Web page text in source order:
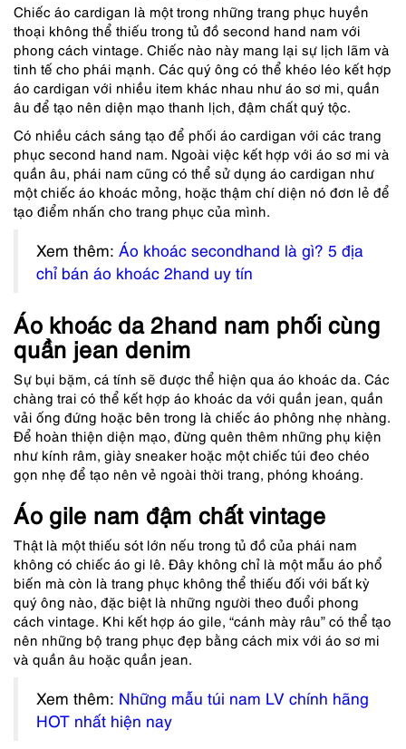
Chiếc áo cardigan là một trong những trang phục huyền
thoại không thể thiếu trong tủ đồ second hand nam với
phong cách vintage. Chiếc nào này mang lại sự lịch lãm và
tinh tế cho phái mạnh. Các quý ông có thể khéo léo kết hợp
áo cardigan với nhiều item khác nhau như áo sơ mi, quần
âu để tạo nên diện mạo thanh lịch, đậm chất quý tộc.
Có nhiều cách sáng tạo để phối áo cardigan với các trang
phục second hand nam. Ngoài việc kết hợp với áo sơ mi và
quần âu, phái nam cũng có thể sử dụng áo cardigan như
một chiếc áo khoác mỏng, hoặc thậm chí diện nó đơn lẻ để
tạo điểm nhấn cho trang phục của mình.
Xem thêm: Áo khoác secondhand là gì? 5 địa
chỉ bán áo khoác 2hand uy tín
Áo khoác da 2hand nam phối cùng
quần jean denim
Sự bụi bặm, cá tính sẽ được thể hiện qua áo khoác da. Các
chàng trai có thể kết hợp áo khoác da với quần jean, quần
vải ống đứng hoặc bên trong là chiếc áo phông nhẹ nhàng.
Để hoàn thiện diện mạo, đừng quên thêm những phụ kiện
như kính râm, giày sneaker hoặc một chiếc túi đeo chéo
gọn nhẹ để tạo nên vẻ ngoài thời trang, phóng khoáng.
Áo gile nam đậm chất vintage
Thật là một thiếu sót lớn nếu trong tủ đồ của phái nam
không có chiếc áo gi lê. Đây không chỉ là một mẫu áo phổ
biến mà còn là trang phục không thể thiếu đối với bất kỳ
quý ông nào, đặc biệt là những người theo đuổi phong
cách vintage. Khi kết hợp áo gile, “cánh mày râu” có thể tạo
nên những bộ trang phục đẹp bằng cách mix với áo sơ mi
và quần âu hoặc quần jean.
Xem thêm: Những mẫu túi nam LV chính hãng
HOT nhất hiện nay